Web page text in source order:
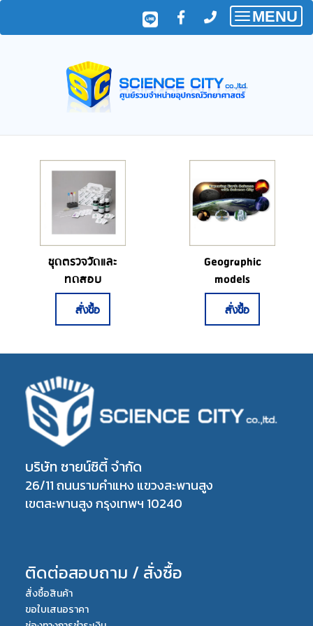
Toggle
MENU
ชุดตรวจวัดและ
ทดสอบ
สั่งซื้อ
Geographic
models
สั่งซื้อ
บริษัท ซายน์ซิตี้ จำกัด
26/11 ถนนรามคำแหง แขวงสะพานสูง
เขตสะพานสูง กรุงเทพฯ 10240
ติดต่อสอบถาม / สั่งซื้อ
สั่งซื้อสินค้า
ขอใบเสนอราคา